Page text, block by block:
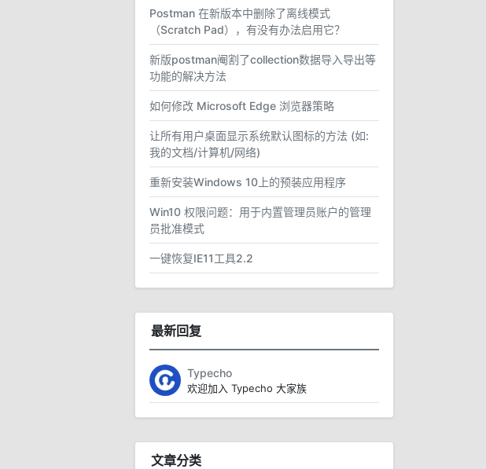
Postman 在新版本中删除了离线模式
（Scratch Pad），有没有办法启用它？
新版postman阉割了collection数据导入导出等
功能的解决方法
如何修改 Microsoft Edge 浏览器策略
让所有用户桌面显示系统默认图标的方法 (如:
我的文档/计算机/网络)
重新安装Windows 10上的预装应用程序
Win10 权限问题：用于内置管理员账户的管理
员批准模式
一键恢复IE11工具2.2
最新回复
Typecho
欢迎加入 Typecho 大家族
文章分类